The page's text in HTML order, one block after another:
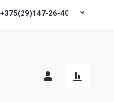
+375(29)147-26-40